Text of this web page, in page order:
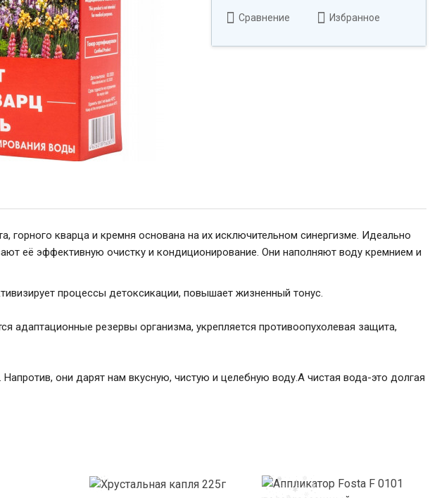
Сравнение Избранное
горного кварца и кремня основана на их исключительном синергизме. Идеально
её эффективную очистку и кондиционирование. Они наполняют воду кремнием и
процессы детоксикации, повышает жизненный тонус.
адаптационные резервы организма, укрепляется противоопухолевая защита,
они дарят нам вкусную, чистую и целебную воду.А чистая вода-это долгая